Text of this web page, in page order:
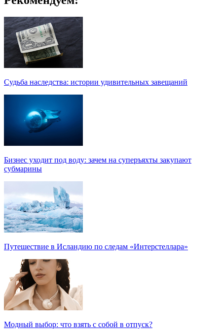
Судьба наследства: истории удивительных завещаний
Бизнес уходит под воду: зачем на суперъяхты закупают
субмарины
Путешествие в Исландию по следам «Интерстеллара»
Модный выбор: что взять с собой в отпуск?